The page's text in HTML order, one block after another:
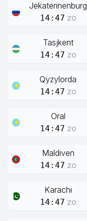
Jekaterinenburg
14:47 zo
Tasjkent
14:47 zo
Qyzylorda
14:47 zo
Oral
14:47 zo
Maldiven
14:47 zo
Karachi
14:47 zo